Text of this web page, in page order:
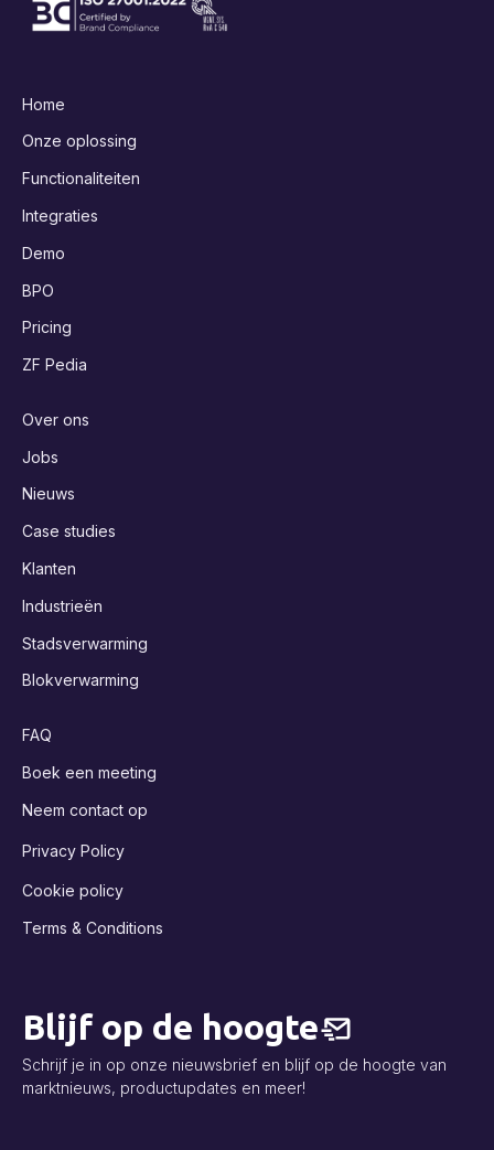
Home
Onze oplossing
Functionaliteiten
Integraties
Demo
BPO
Pricing
ZF Pedia
Over ons
Jobs
Nieuws
Case studies
Klanten
Industrieën
Stadsverwarming
Blokverwarming
FAQ
Boek een meeting
Neem contact op
Privacy Policy
Cookie policy
Terms & Conditions
Blijf op de hoogte
Schrijf je in op onze nieuwsbrief en blijf op de hoogte van
marktnieuws, productupdates en meer!